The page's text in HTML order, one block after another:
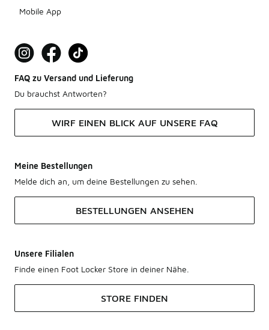
Mobile App
FAQ zu Versand und Lieferung
Du brauchst Antworten?
WIRF EINEN BLICK AUF UNSERE FAQ
Meine Bestellungen
Melde dich an, um deine Bestellungen zu sehen.
BESTELLUNGEN ANSEHEN
Unsere Filialen
Finde einen Foot Locker Store in deiner Nähe.
STORE FINDEN